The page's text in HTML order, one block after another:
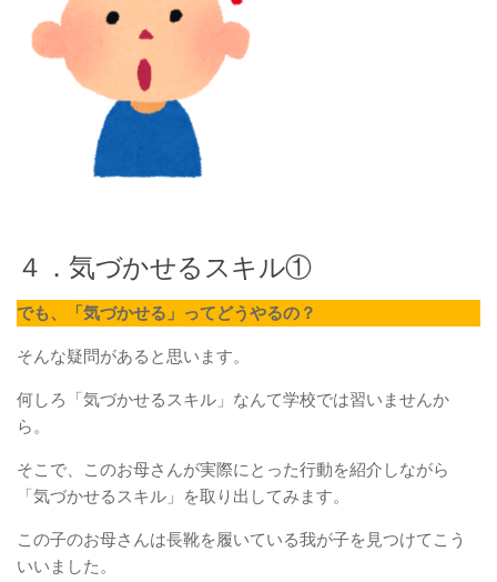
４．気づかせるスキル①
でも、「気づかせる」ってどうやるの？
そんな疑問があると思います。
何しろ「気づかせるスキル」なんて学校では習いませんか
ら。
そこで、このお母さんが実際にとった行動を紹介しながら
「気づかせるスキル」を取り出してみます。
この子のお母さんは長靴を履いている我が子を見つけてこう
いいました。